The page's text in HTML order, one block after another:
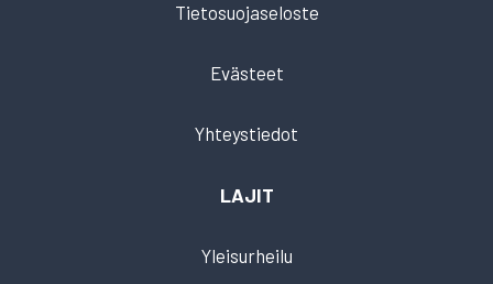
Tietosuojaseloste
Evästeet
Yhteystiedot
LAJIT
Yleisurheilu